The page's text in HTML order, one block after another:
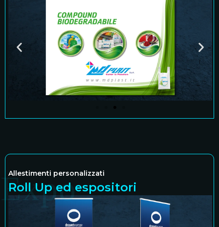
Allestimenti personalizzati
Roll Up ed espositori
Expo